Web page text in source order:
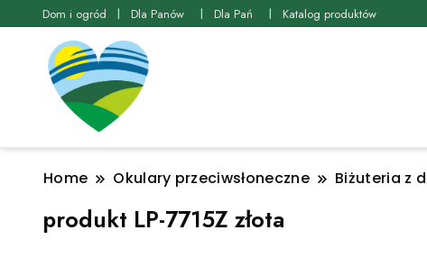
Dom i ogród Dla Panów Dla Pań Katalog produktów
Home Okulary przeciwsłoneczne Biżuteria z
produkt LP-7715Z złota